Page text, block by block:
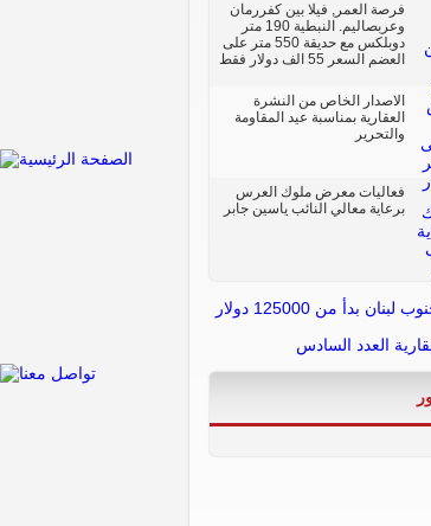
فرصة العمر, فيلا بين كفررمان
وعربصاليم. النبطية 190 متر
دوبلكس مع حديقة 550 متر على
العضم السعر 55 الف دولار فقط
الاصدار الخاص من النشرة
العقارية بمناسبة عيد المقاومة
والتحرير
فعاليات معرض ملوك العرس
برعاية معالي النائب ياسين جابر